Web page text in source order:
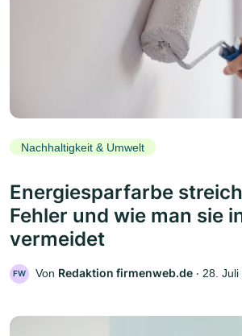
Nachhaltigkeit & Umwelt
Energiesparfarbe
Fehler und wie man sie
vermeidet
FW Von Redaktion firmenweb.de ‧ 28. Juli